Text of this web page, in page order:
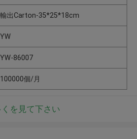
輸出Carton-35*25*18cm
YW
YW-86007
100000個/月
くを見て下さい